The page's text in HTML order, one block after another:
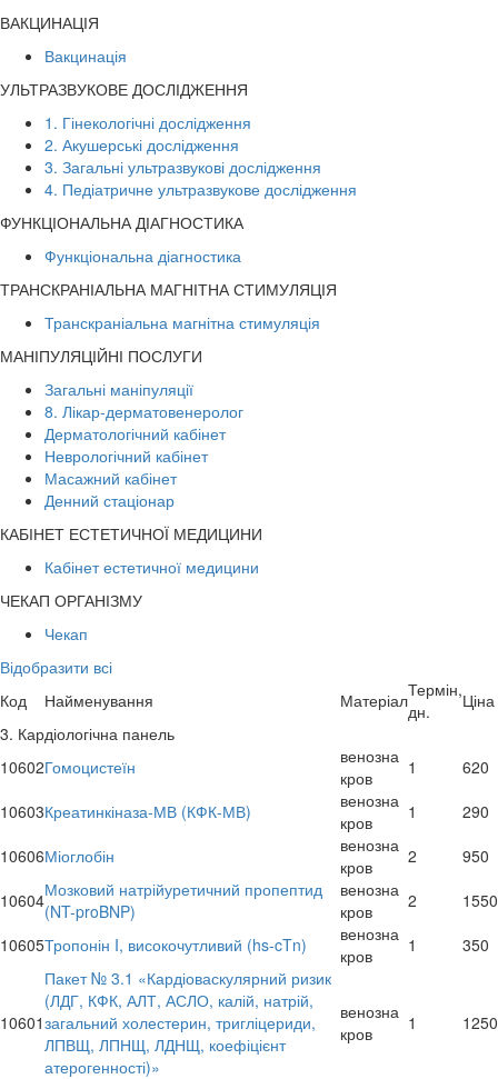
ВАКЦИНАЦІЯ
Вакцинація
УЛЬТРАЗВУКОВЕ ДОСЛІДЖЕННЯ
1. Гінекологічні дослідження
2. Акушерські дослідження
3. Загальні ультразвукові дослідження
4. Педіатричне ультразвукове дослідження
ФУНКЦІОНАЛЬНА ДІАГНОСТИКА
Функціональна діагностика
ТРАНСКРАНІАЛЬНА МАГНІТНА СТИМУЛЯЦІЯ
Транскраніальна магнітна стимуляція
МАНІПУЛЯЦІЙНІ ПОСЛУГИ
Загальні маніпуляції
8. Лікар-дерматовенеролог
Дерматологічний кабінет
Неврологічний кабінет
Масажний кабінет
Денний стаціонар
КАБІНЕТ ЕСТЕТИЧНОЇ МЕДИЦИНИ
Кабінет естетичної медицини
ЧЕКАП ОРГАНІЗМУ
Чекап
Відобразити всі
Код
Найменування МатеріалТермін,
дн.
Ціна
3. Кардіологічна панель
10602Гомоцистеїн
венозна
кров
1
620
10603Креатинкіназа-МВ (КФК-МВ)
венозна
кров
1
290
10606Міоглобін
венозна
кров
2
950
10604Мозковий натрійуретичний пропептид
(NT-proBNP)
венозна
кров
2
1550
10605Тропонін I, високочутливий (hs-cTn)
венозна
кров
1 350
10601
Пакет № 3.1 «Кардіоваскулярний ризик
(ЛДГ, КФК, АЛТ, АСЛО, калій, натрій,
загальний холестерин, тригліцериди,
ЛПВЩ, ЛПНЩ, ЛДНЩ, коефіцієнт
атерогенності)»
венозна
кров
1 1250